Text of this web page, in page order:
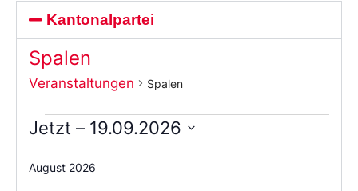
Kantonalpartei
Spalen
Veranstaltungen Spalen
Jetzt – 19.09.2026
Sie
das
August 2026